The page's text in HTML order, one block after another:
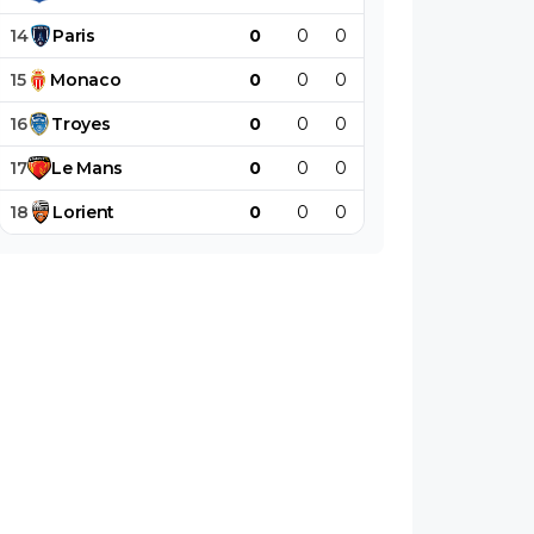
14 Paris 0 0 0
15 Monaco 0 0 0
16 Troyes 0 0 0
17 Le Mans 0 0 0
18 Lorient 0 0 0